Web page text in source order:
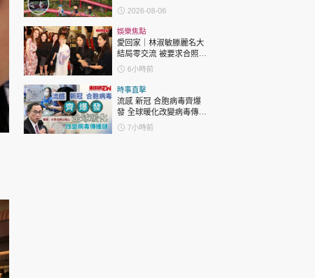
「電助力黃包車」2小時
環湖
2026-08-06
娛樂焦點
愛回家｜林淑敏滕麗名大
結局零交流 被要求合照即
閃「不和升級」？兩人咁
回應
6小時前
時事直擊
流感 新冠 合胞病毒齊爆
發 全球暖化改變病毒傳播
鏈 專家：市民勿掉以輕心
7小時前